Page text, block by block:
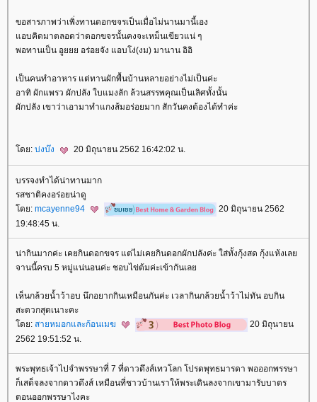
ขอสารภาพว่าเพิ่งทานดอกขจรเป็นเมื่อไม่นานมานี้เอง
อบคิดมาตลอดว่าดอกขจรนั้นคงจะเหม็นเขียวแน่ ๆ
พอทานเป็น อูยยย อร่อยจัง แอบโง่(งม) มานาน อิอิ
เป็นคนทำอาหาร แต่ทานผักพื้นบ้านหลายอย่างไม่เป็นค่ะ
อาทิ ผักแพรว ผักปลัง ใบแมงลัก ล้วนสรรพคุณเป็นเลิศทั้งนั้น
ผักปลัง เขาว่าเอามาทำแกงส้มอร่อยมาก สักวันคงต้องได้ทำค่ะ
ดย: บ่งบ๊ง 20 มิถุนายน 2562 16:42:02 น.
บรรจงทำได้น่าทานมาก
รสชาติคงอร่อยน่าดู
ดย: mcayenne94
20 มิถุนายน 2562
19:48:45 น.
น่ากินมากค่ะ เคยกินดอกขจร แต่ไม่เคยกินดอกผักปลังค่ะ ใส่ทั้งกุ้งสด กุ้งแห้งเล
จานนี้ครบ 5 หมู่แน่นอนค่ะ ชอบไข่ต้มค่ะเข้ากันเล
เห็นกล้วยน้ำว้าอบ นึกอยากกินเหมือนกันค่ะ เวลากินกล้วยน้ำว้าไม่ทัน อบกิน
สะดวกสุดเนาะคะ
ดย: สายหมอกและก้อนเมฆ
20 มิถุนายน
2562 19:51:52 น.
พระพุทธเจ้าไปจำพรรษาที่ 7 ที่ดาวดึงส์เทวโลก โปรดพุทธมารดา พอออกพรรษา
ก็เสด็จลงจากดาวดึงส์ เหมือนที่ชาวบ้านเราให้พระเดินลงจากเขามารับบาตร
ตอนออกพรรษาไงคะ